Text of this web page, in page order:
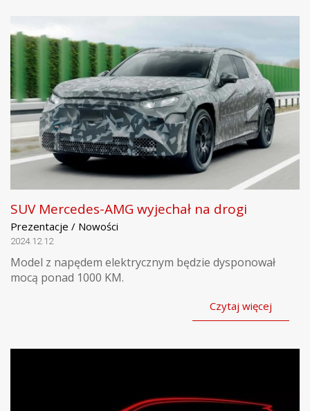
SUV Mercedes-AMG wyjechał na drogi
Prezentacje / Nowości
2024.12.12
Model z napędem elektrycznym będzie dysponował
mocą ponad 1000 KM.
Czytaj więcej